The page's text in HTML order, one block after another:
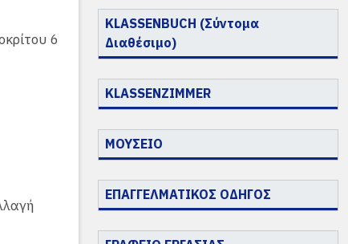
6
KLASSENBUCH (Σύντομα
Διαθέσιμο)
KLASSENZIMMER
ΜΟΥΣΕΙΟ
ΕΠΑΓΓΕΛΜΑΤΙΚΟΣ ΟΔΗΓΟΣ